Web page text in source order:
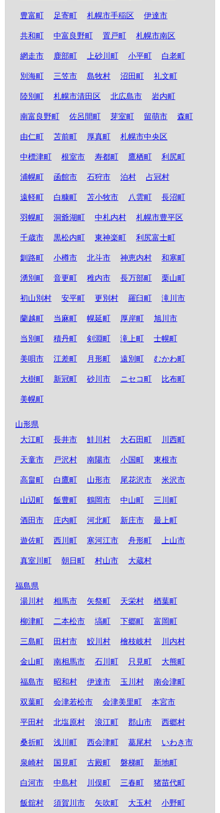
豊富町 足寄町 札幌市手稲区 伊達市
共和町 中富良野町 置戸町 札幌市南区
網走市 鹿部町 上砂川町 小平町 白老町
別海町 三笠市 島牧村 沼田町 礼文町
陸別町 札幌市清田区 北広島市 岩内町
南富良野町 佐呂間町 芽室町 留萌市 森町
由仁町 苫前町 厚真町 札幌市中央区
中標津町 根室市 寿都町 鷹栖町 利尻町
浦幌町 函館市 石狩市 泊村 占冠村
遠軽町 白糠町 苫小牧市 八雲町 長沼町
羽幌町 洞爺湖町 中札内村 札幌市豊平区
千歳市 黒松内町 東神楽町 利尻富士町
釧路町 小樽市 北斗市 神恵内村 和寒町
湧別町 音更町 稚内市 長万部町 栗山町
初山別村 安平町 更別村 羅臼町 滝川市
蘭越町 当麻町 幌延町 厚岸町 旭川市
当別町 積丹町 剣淵町 滝上町 士幌町
美唄市 江差町 月形町 遠別町 むかわ町
大樹町 新冠町 砂川市 ニセコ町 比布町
美幌町
山形県
大江町
長井市 鮭川村 大石田町 川西町
天童市 戸沢村 南陽市 小国町 東根市
高畠町 白鷹町 山形市 尾花沢市 米沢市
山辺町 飯豊町 鶴岡市 中山町 三川町
酒田市 庄内町 河北町 新庄市 最上町
遊佐町 西川町 寒河江市 舟形町 上山市
真室川町 朝日町 村山市 大蔵村
福島県
湯川村
相馬市 矢祭町 天栄村 楢葉町
柳津町 二本松市 塙町 下郷町 富岡町
三島町 田村市 鮫川村 檜枝岐村 川内村
金山町 南相馬市 石川町 只見町 大熊町
福島市 昭和村 伊達市 玉川村 南会津町
双葉町 会津若松市 会津美里町 本宮市
平田村 北塩原村 浪江町 郡山市 西郷村
桑折町 浅川町 西会津町 葛尾村 いわき市
泉崎村 国見町 古殿町 磐梯町 新地町
白河市 中島村 川俣町 三春町 猪苗代町
飯舘村 須賀川市 矢吹町 大玉村 小野町